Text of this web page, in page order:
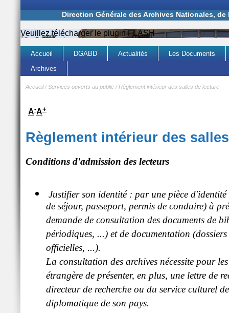
Direction Générale des Archives Nationales,
Veuillez télécharger le plugin FLASH
Accueil DGABD Actualités
Les Documents
Archives
Accueil /Services ouverts au public /Règlement intérieur des salles de lecture
A-A+
Règlement intérieur des
Conditions d'admission des lecteurs
Justifier son identité : par une pièce
de séjour, passeport, permis de conduire) à
demande de consultation des documents de
périodiques, ...) et de documentation
officielles, ...).
La consultation des archives nécessite pour
étrangère de présenter, en plus, une lettre de
directeur de recherche ou du service culturel
diplomatique de son pays.